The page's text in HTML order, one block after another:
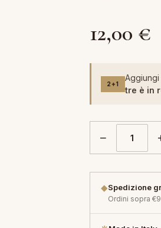
12,00 €
2+1
tre è in
−
◆Spedizione
Ordini sopra